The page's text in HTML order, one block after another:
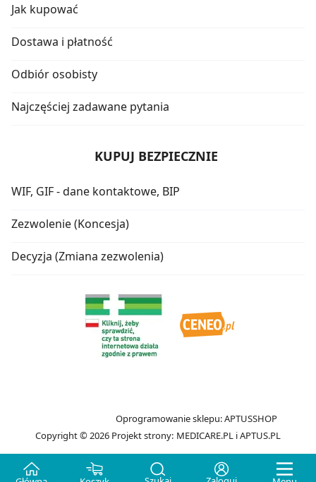
Jak kupować
Dostawa i płatność
Odbiór osobisty
Najczęściej zadawane pytania
KUPUJ BEZPIECZNIE
WIF, GIF - dane kontaktowe, BIP
Zezwolenie (Koncesja)
Decyzja (Zmiana zezwolenia)
Copyright © 2026
Oprogramowanie sklepu:APTUSSHOP
Projekt strony: MEDICARE.PL iAPTUS.PL